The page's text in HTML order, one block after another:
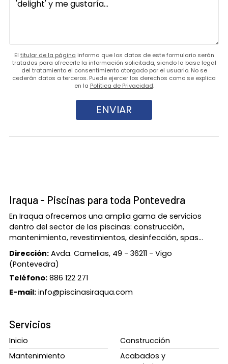
El titular de la página informa que los datos de este formulario serán
tratados para ofrecerle la información solicitada, siendo la base legal
del tratamiento el consentimiento otorgado por el usuario. No se
cederán datos a terceros. Puede ejercer los derechos como se explica
en la Política de Privacidad.
Iraqua - Piscinas para toda Pontevedra
En Iraqua ofrecemos una amplia gama de servicios
dentro del sector de las piscinas: construcción,
mantenimiento, revestimientos, desinfección, spas...
Dirección: Avda. Camelias, 49 - 36211 - Vigo
(Pontevedra)
Teléfono: 886 122 271
E-mail: info@piscinasiraqua.com
Servicios
Inicio
Construcción
Mantenimiento
Acabados y